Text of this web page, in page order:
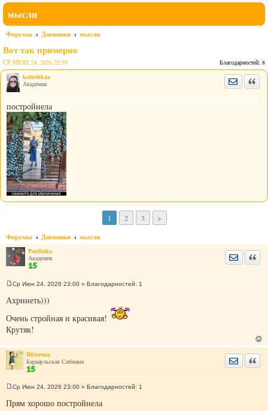
мысли
Форумы Дневники мысли
Вот так примерно
Благодарностей: 8
СР ИЮН 24, 2026 22:59
katushkaa
Академик
постройнела
1 2 3
>
Форумы
Дневники мысли
Paulinka
Академик
о
щ
н
е
Ср Июн 24, 2026 23:00 » Благодарностей: 1
Ахринеть)))
Очень стройная и красивая!
Крутяк!
Яблочко
Барнаульская Сибмама
о
Ср Июн 24, 2026 23:00 » Благодарностей: 1
Прям хорошо постройнела